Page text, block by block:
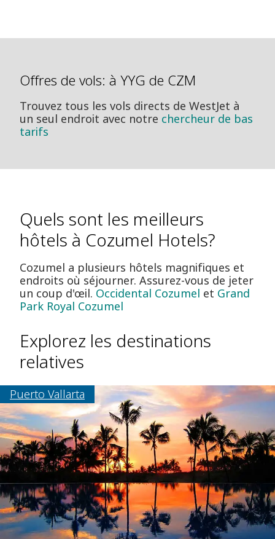
Offres de vols: à YYG de CZM
Trouvez tous les vols directs de WestJet à
un seul endroit avec notre chercheur de bas
tarifs
Quels sont les meilleurs
hôtels à Cozumel Hotels?
Cozumel a plusieurs hôtels magnifiques et
endroits où séjourner. Assurez-vous de jeter
un coup d'œil. Occidental Cozumel et Grand
Park Royal Cozumel
Explorez les destinations
relatives
Puerto Vallarta